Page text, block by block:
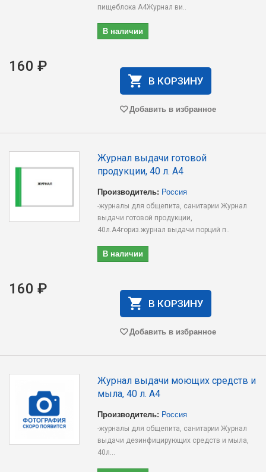
пищеблока А4Журнал ви..
В наличии
160 ₽
В КОРЗИНУ
Добавить в избранное
Журнал выдачи готовой
продукции, 40 л. А4
Производитель: Россия
-журналы для общепита, санитарии Журнал
выдачи готовой продукции,
40л.А4гориз.журнал выдачи порций п..
В наличии
160 ₽
В КОРЗИНУ
Добавить в избранное
Журнал выдачи моющих средств и
мыла, 40 л. А4
Производитель: Россия
-журналы для общепита, санитарии Журнал
выдачи дезинфицирующих средств и мыла,
40л...